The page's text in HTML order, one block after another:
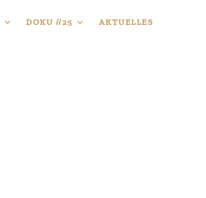
DOKU //25
AKTUELLES